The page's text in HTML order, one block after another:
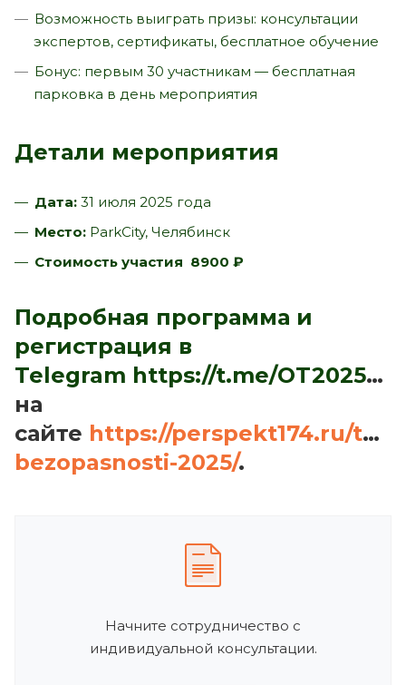
Возможность выиграть призы: консультации
экспертов, сертификаты, бесплатное обучение
Бонус: первым 30 участникам — бесплатная
парковка в день мероприятия
Детали мероприятия
Дата: 31 июля 2025 года
Место: ParkCity, Челябинск
Стоимость участия 8900 ₽
Подробная программа и
регистрация в
Telegram https://t.me/OT2025FORUM_BOT
на
сайте https://perspekt174.ru/
bezopasnosti-2025/.
Начните сотрудничество с
индивидуальной консультации.